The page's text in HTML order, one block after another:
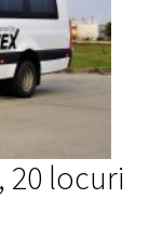
20 locuri